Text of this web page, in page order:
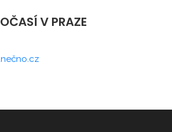
V PRAZE